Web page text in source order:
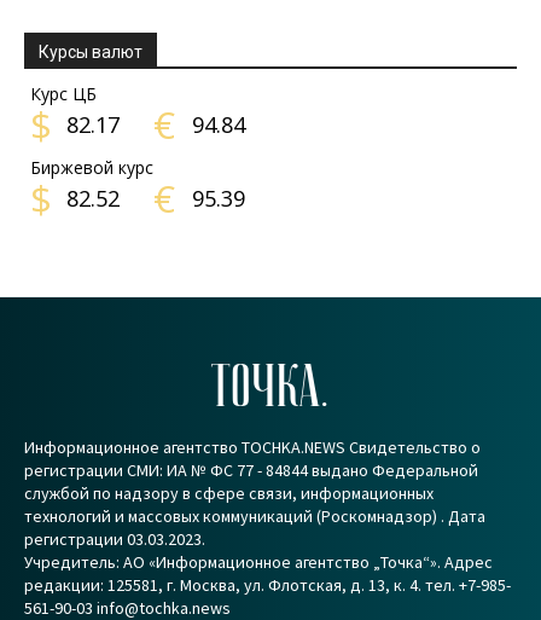
Курсы валют
Курс ЦБ
$ 82.17 € 94.84
Биржевой курс
$ 82.52 € 95.39
ТОЧКА.
Информационное агентство TOCHKA.NEWS Свидетельство о
регистрации СМИ: ИА № ФС 77 - 84844 выдано Федеральной
службой по надзору в сфере связи, информационных
технологий и массовых коммуникаций (Роскомнадзор) . Дата
регистрации 03.03.2023.
Учредитель: АО «Информационное агентство „Точка“». Адрес
редакции: 125581, г. Москва, ул. Флотская, д. 13, к. 4. тел. +7-985-
561-90-03 info@tochka.news